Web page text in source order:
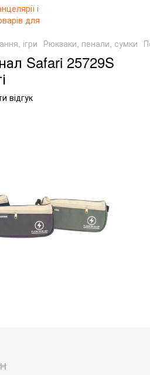
ігри Рюкзаки, пенали, сумки
Safari 25729S
відгук